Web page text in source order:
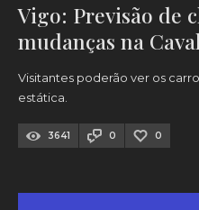
Vigo: Previsão de
mudanças na
Visitantes poderão ver os
estática.
3641 0 0